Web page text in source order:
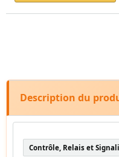
Description du
Contrôle, Relais et